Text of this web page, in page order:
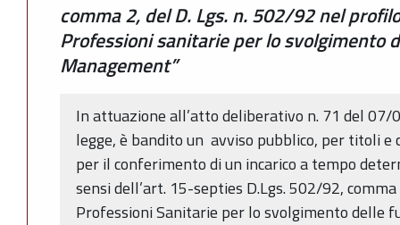
comma 2, del D. Lgs. n. 502/92 nel
Professioni sanitarie per lo svolgimento
Management”
In attuazione all’atto deliberativo n. 71 del 07/
legge, è bandito un avviso pubblico, per titoli
per il conferimento di un incarico a tempo
sensi dell’art. 15-septies D.Lgs. 502/92,
Professioni Sanitarie per lo svolgimento delle